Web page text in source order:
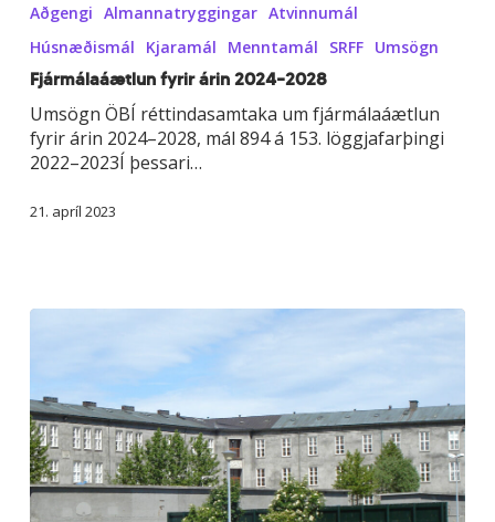
árin
2024–
2028
Aðgengi Almannatryggingar Atvinnumál
Húsnæðismál
Kjaramál Menntamál SRFF Umsögn
Fjármálaáætlun fyrir árin 2024–2028
Umsögn ÖBÍ réttindasamtaka um fjármálaáætlun
fyrir árin 2024–2028, mál 894 á 153. löggjafarþingi
2022–2023Í þessari…
21. apríl 2023